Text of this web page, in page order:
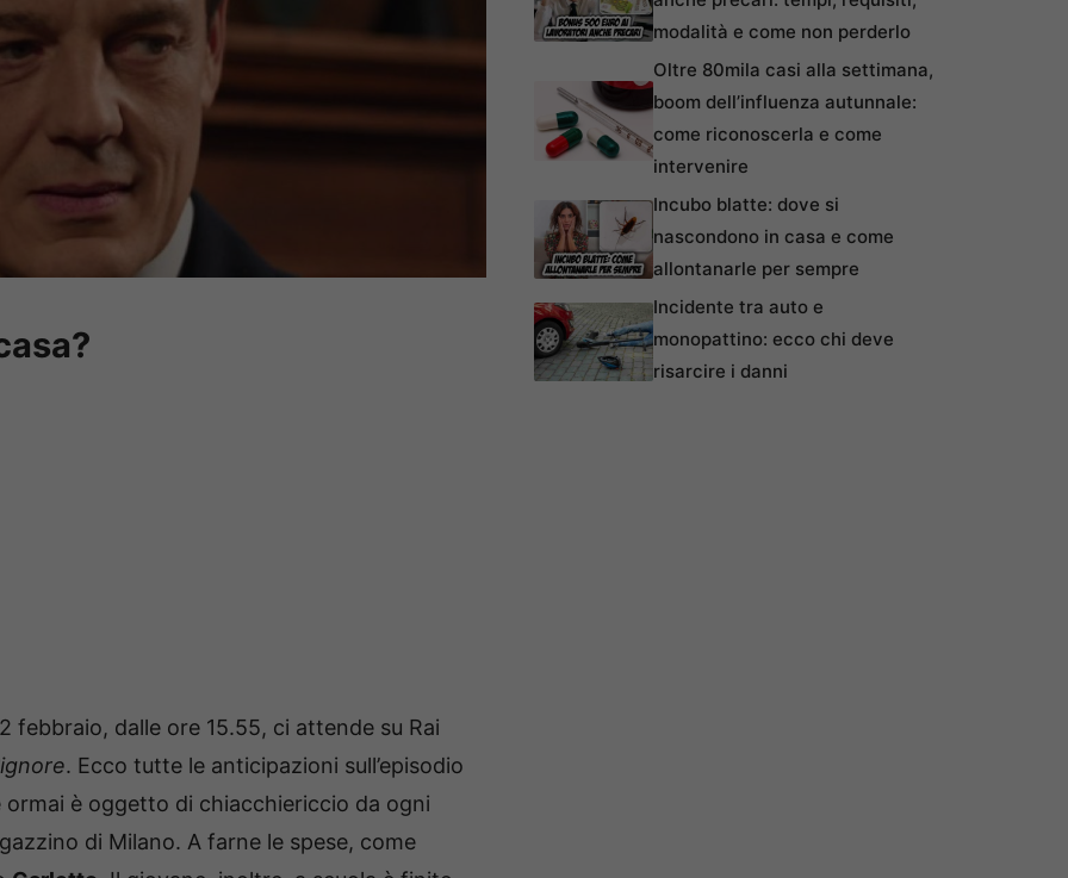
dalle ore 15.55, ci attende su Rai
. Ecco tutte le anticipazioni sull’episodio
ormai è oggetto di chiacchiericcio da ogni
di Milano. A farne le spese, come
modalità e come non perderlo
Oltre 80mila casi alla settimana,
boom dell’influenza autunnale:
come riconoscerla e come
intervenire
Incubo blatte: dove si
nascondono in casa e come
allontanarle per sempre
Incidente tra auto e
monopattino: ecco chi deve
risarcire i danni